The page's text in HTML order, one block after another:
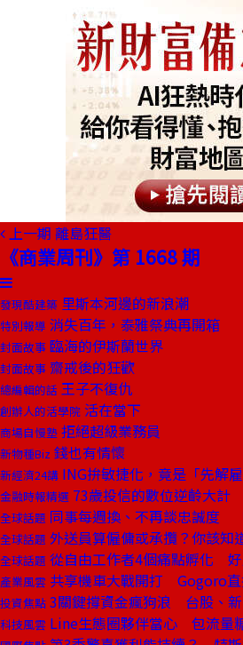
上一期 離島狂醫
《商業周刊》第 1668 期
發現酷建築 里斯本河邊的新浪潮
特別報導 消失百年，泰雅祭典再開箱
封面故事 臨海的伊斯蘭世界
封面故事 齋戒後的狂歡
總編輯的話 王子不復仇
創辦人的活學院 活在當下
商場自慢塾 拒絕超級業務員
新物種Biz 錢也有情懷
新經濟24講 ING拚敏捷化，竟是「先解
金融時報精選 73歲投信的數位逆齡大計
全球話題 同事每週換、不再談忠誠度
全球話題 外送員算僱傭或承攬？你該知
全球話題 從自由工作者4個痛點孵化
產業風雲 共享機車大戰開打 Gogoro直
投資焦點 3關鍵撐資金瘋狗浪 台股、
科技風雲 Line生態圈夥伴當心 包流量